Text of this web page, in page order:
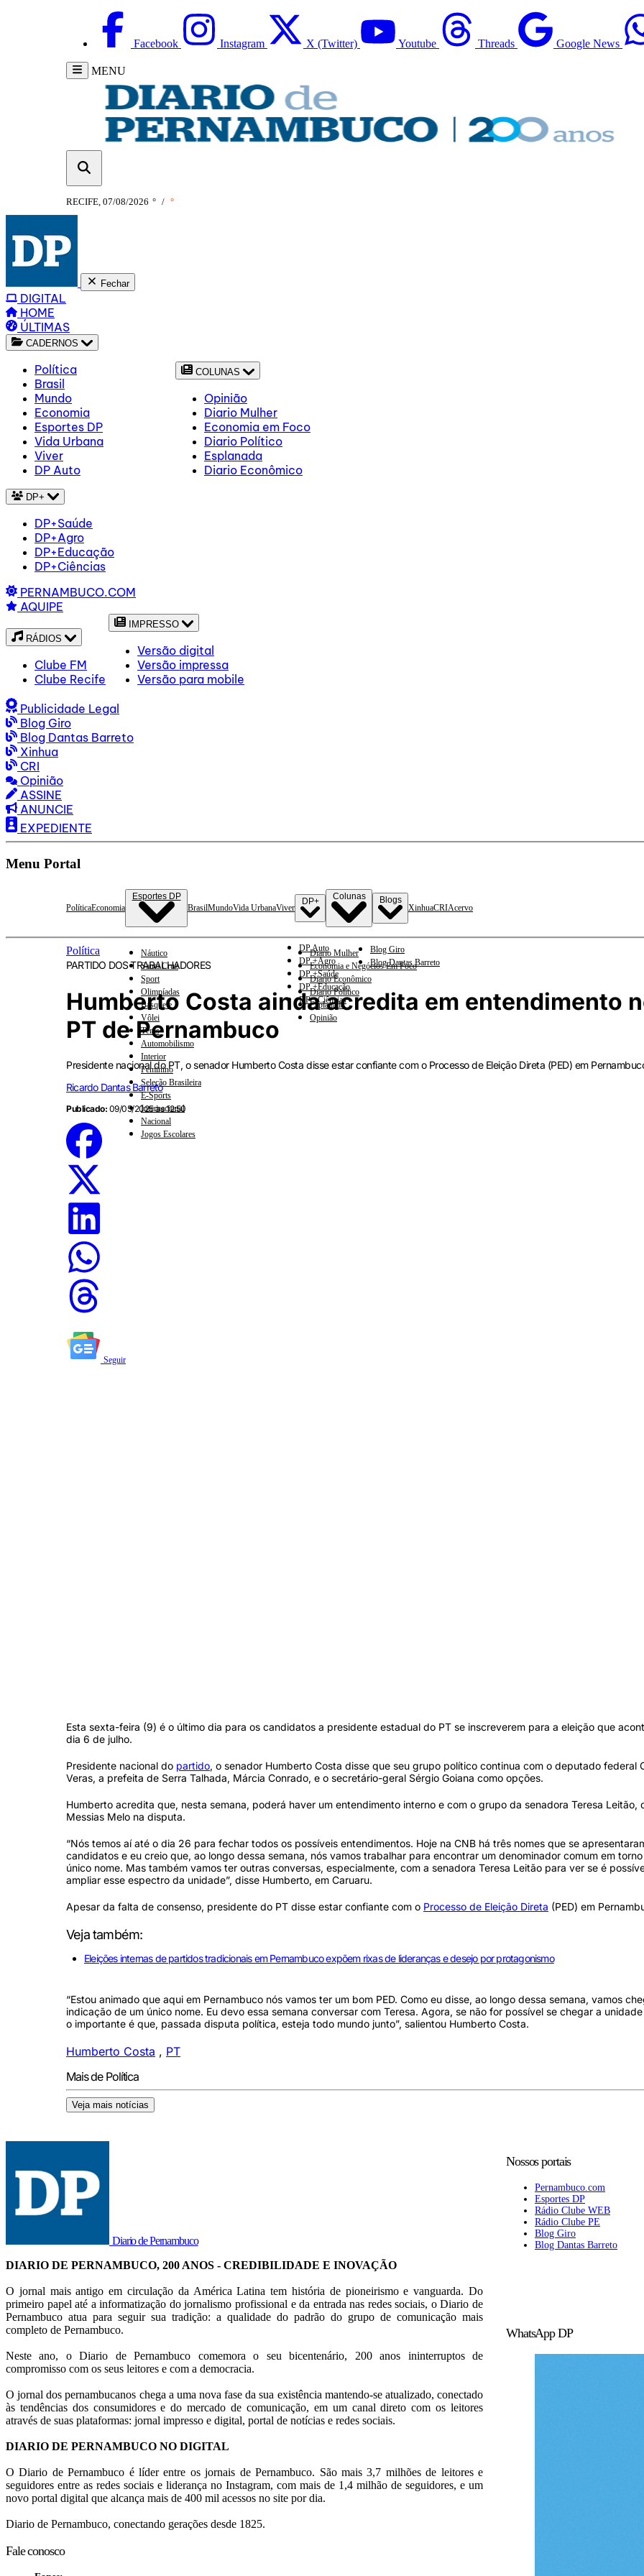
Facebook Instagram X (Twitter) Youtube Threads Google News
MENU
RECIFE, 07/08/2026 ° / °
Fechar
DIGITAL
HOME
ÚLTIMAS
CADERNOS
Política
Brasil
Mundo
Economia
Esportes DP
Vida Urbana
Viver
DP Auto
COLUNAS
Opinião
Diario Mulher
Economia em Foco
Diario Político
Esplanada
Diario Econômico
DP+
DP+Saúde
DP+Agro
DP+Educação
DP+Ciências
PERNAMBUCO.COM
AQUIPE
RÁDIOS
Clube FM
Clube Recife
IMPRESSO
Versão digital
Versão impressa
Versão para mobile
Publicidade Legal
Blog Giro
Blog Dantas Barreto
Xinhua
CRI
Opinião
ASSINE
ANUNCIE
EXPEDIENTE
Menu Portal
PolíticaEconomia
Esportes DP
Náutico
Santa Cruz
Sport
Olimpíadas
Basquete
Vôlei
Tênis
Automobilismo
Interior
Feminino
Seleção Brasileira
E-Sports
Internacional
Nacional
Jogos Escolares
BrasilMundoVida UrbanaViver
DP+
DP Auto
DP +Agro
DP +Saúde
DP +Educação
DP +Ciências
Colunas
Diario Mulher
Economia e Negócios Em Foco
Diario Econômico
Diario Político
Esplanada
Opinião
Blogs
Blog Giro
Blog Dantas Barreto
XinhuaCRIAcervo
Política
PARTIDO DOS TRABALHADORES
Humberto Costa ainda acredita em entendimento
PT de Pernambuco
Presidente nacional do PT, o senador Humberto Costa disse estar confiante com o Processo de Eleição Direta (PED) em
Ricardo Dantas Barreto
Publicado: 09/05/2025 às 12:50
Seguir
Esta sexta-feira (9) é o último dia para os candidatos a presidente estadual do PT se inscreverem para a eleição que
dia 6 de julho.
Presidente nacional do partido, o senador Humberto Costa disse que seu grupo político continua com o deputado federal
Veras, a prefeita de Serra Talhada, Márcia Conrado, e o secretário-geral Sérgio Goiana como opções.
Humberto acredita que, nesta semana, poderá haver um entendimento interno e com o grupo da senadora Teresa Leitão,
Messias Melo na disputa.
“Nós temos aí até o dia 26 para fechar todos os possíveis entendimentos. Hoje na CNB há três nomes que se
candidatos e eu creio que, ao longo dessa semana, nós vamos trabalhar para encontrar um denominador comum em
único nome. Mas também vamos ter outras conversas, especialmente, com a senadora Teresa Leitão para ver se é
ampliar esse espectro da unidade”, disse Humberto, em Caruaru.
Apesar da falta de consenso, presidente do PT disse estar confiante com o Processo de Eleição Direta (PED) em
Veja também:
Eleições internas de partidos tradicionais em Pernambuco expõem rixas de lideranças e desejo por protagonismo
“Estou animado que aqui em Pernambuco nós vamos ter um bom PED. Como eu disse, ao longo dessa semana, vamos
indicação de um único nome. Eu devo essa semana conversar com Teresa. Agora, se não for possível se chegar a
o importante é que, passada disputa política, esteja todo mundo junto”, salientou Humberto Costa.
Humberto Costa , PT
Mais de Política
Veja mais notícias
Diario de Pernambuco
DIARIO DE PERNAMBUCO, 200 ANOS - CREDIBILIDADE E INOVAÇÃO
O jornal mais antigo em circulação da América Latina tem história de pioneirismo e vanguarda. Do
primeiro papel até a informatização do jornalismo profissional e da entrada nas redes sociais, o Diario de
Pernambuco atua para seguir sua tradição: a qualidade do padrão do grupo de comunicação mais
completo de Pernambuco.
Neste ano, o Diario de Pernambuco comemora o seu bicentenário, 200 anos ininterruptos de
compromisso com os seus leitores e com a democracia.
O jornal dos pernambucanos chega a uma nova fase da sua existência mantendo-se atualizado, conectado
às tendências dos consumidores e do mercado de comunicação, em um canal direto com os leitores
através de suas plataformas: jornal impresso e digital, portal de notícias e redes sociais.
DIARIO DE PERNAMBUCO NO DIGITAL
O Diario de Pernambuco é líder entre os jornais de Pernambuco. São mais 3,7 milhões de leitores e
seguidores entre as redes sociais e liderança no Instagram, com mais de 1,4 milhão de seguidores, e um
novo portal digital que alcança mais de 400 mil acessos no site por dia.
Diario de Pernambuco, conectando gerações desde 1825.
Fale conosco
Nossos portais
Pernambuco.com
Esportes DP
Rádio Clube WEB
Rádio Clube PE
Blog Giro
Blog Dantas Barreto
WhatsApp DP